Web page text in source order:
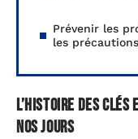
Prévenir les
les
L’histoire des clés
nos jours